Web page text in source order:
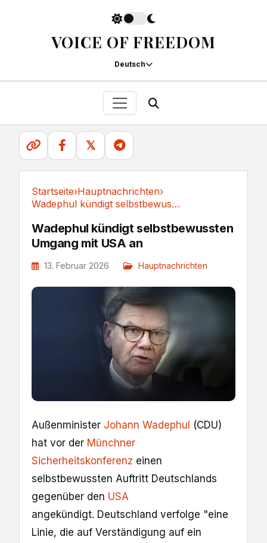
VOICE OF FREEDOM
Deutsch
𝕏
Startseite›Hauptnachrichten›
Wadephul kündigt selbstbewussten Umgang mit USA an
Wadephul kündigt selbstbewussten
Umgang mit USA an
13. Februar 2026 Hauptnachrichten
Außenminister Johann Wadephul (CDU)
hat vor der Münchner
Sicherheitskonferenz einen
selbstbewussten Auftritt Deutschlands
gegenüber den USA
angekündigt. Deutschland verfolge "eine
Linie, die auf Verständigung auf ein